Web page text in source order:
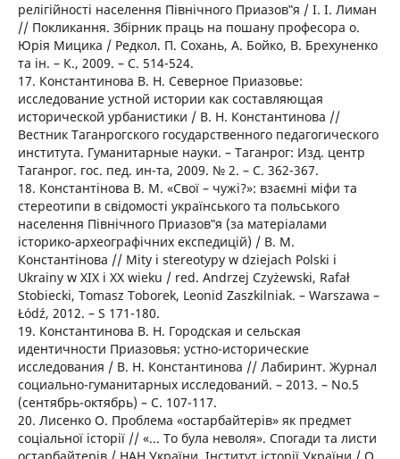
релігійності населення Північного Приазов‟я / І. І. Лиман
// Покликання. Збірник праць на пошану професора о.
Юрія Мицика / Редкол. П. Сохань, А. Бойко, В. Брехуненко
та ін. – К., 2009. – С. 514-524.
17. Константинова В. Н. Северное Приазовье:
исследование устной истории как составляющая
исторической урбанистики / В. Н. Константинова //
Вестник Таганрогского государственного педагогического
института. Гуманитарные науки. – Таганрог: Изд. центр
Таганрог. гос. пед. ин-та, 2009. № 2. – С. 362-367.
18. Константінова В. М. «Свої – чужі?»: взаємні міфи та
стереотипи в свідомості українського та польського
населення Північного Приазов‟я (за матеріалами
історико-археографічних експедицій) / В. М.
Константінова // Mity i stereotypy w dziejach Polski i
Ukrainy w XIX i XX wieku / red. Andrzej Czyżewski, Rafał
Stobiecki, Tomasz Toborek, Leonid Zaszkilniak. – Warszawa –
Łódź, 2012. – S 171-180.
19. Константинова В. Н. Городская и сельская
идентичности Приазовья: устно-исторические
исследования / В. Н. Константинова // Лабиринт. Журнал
социально-гуманитарных исследований. – 2013. – No.5
(сентябрь-октябрь) – С. 107-117.
20. Лисенко О. Проблема «остарбайтерів» як предмет
соціальної історії // «... То була неволя». Спогади та листи